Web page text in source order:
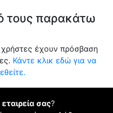
τους παρακάτω
έχουν πρόσβαση
Κάντε κλικ εδώ για να
σας?